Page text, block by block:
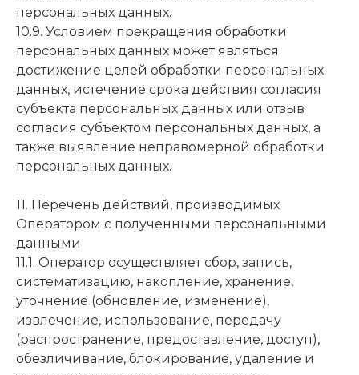
персональных данных.
10.9. Условием прекращения обработки
персональных данных может являться
достижение целей обработки персональных
данных, истечение срока действия согласия
субъекта персональных данных или отзыв
согласия субъектом персональных данных, а
также выявление неправомерной обработки
персональных данных.
11. Перечень действий, производимых
Оператором с полученными персональными
данными
11.1. Оператор осуществляет сбор, запись,
систематизацию, накопление, хранение,
уточнение (обновление, изменение),
извлечение, использование, передачу
(распространение, предоставление, доступ),
обезличивание, блокирование, удаление и